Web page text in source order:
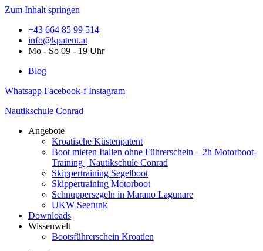
Zum Inhalt springen
+43 664 85 99 514
info@kpatent.at
Mo - So 09 - 19 Uhr
Blog
Whatsapp Facebook-f Instagram
Nautikschule Conrad
Angebote
Kroatische Küstenpatent
Boot mieten Italien ohne Führerschein – 2h Motorboot-
Training | Nautikschule Conrad
Skippertraining Segelboot
Skippertraining Motorboot
Schnuppersegeln in Marano Lagunare
UKW Seefunk
Downloads
Wissenwelt
Bootsführerschein Kroatien